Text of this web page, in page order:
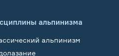
альпинизма
альпинизм